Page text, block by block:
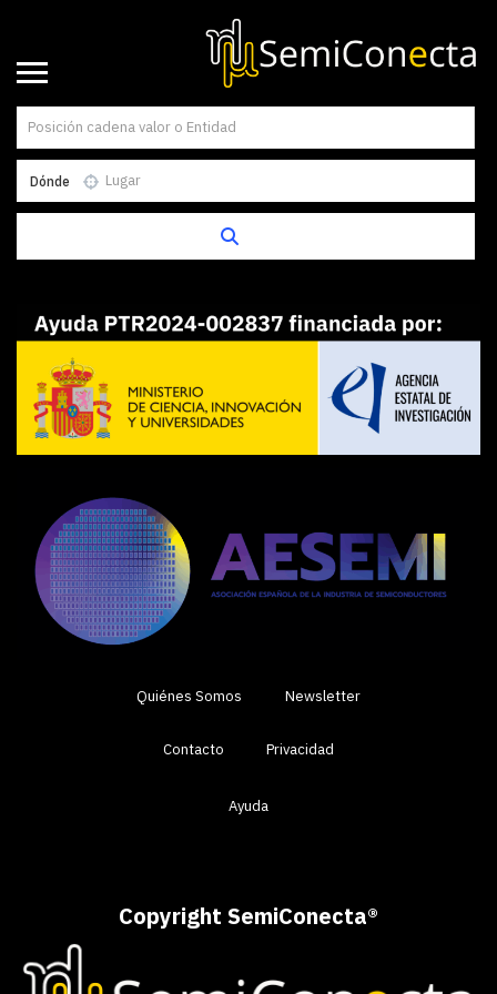
Dónde
Quiénes Somos Newsletter
Contacto Privacidad
Ayuda
Copyright SemiConecta®